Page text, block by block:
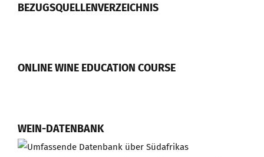
BEZUGSQUELLENVERZEICHNIS
ONLINE WINE EDUCATION COURSE
WEIN-DATENBANK